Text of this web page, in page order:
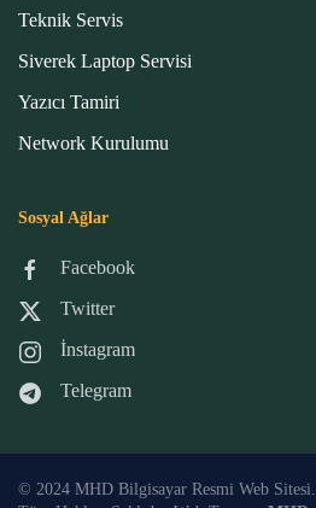
Teknik Servis
Siverek Laptop Servisi
Yazıcı Tamiri
Network Kurulumu
Sosyal Ağlar
Facebook
Twitter
İnstagram
Telegram
© 2024 MHD Bilgisayar Resmi Web Sitesi.